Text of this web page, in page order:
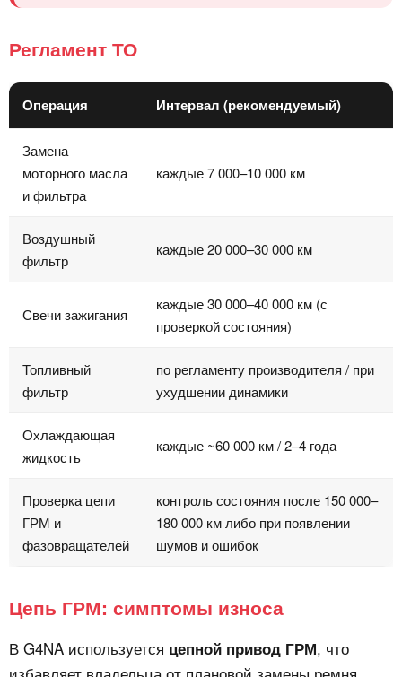
Регламент ТО
Операция Интервал (рекомендуемый)
Замена
моторного масла
и фильтра
каждые 7 000–10 000 км
Воздушный
фильтр
каждые 20 000–30 000 км
Свечи зажигания
каждые 30 000–40 000 км (с
проверкой состояния)
Топливный
фильтр
по регламенту производителя / при
ухудшении динамики
Охлаждающая
жидкость
каждые ~60 000 км / 2–4 года
Проверка цепи
ГРМ и
фазовращателей
контроль состояния после 150 000–
180 000 км либо при появлении
шумов и ошибок
Цепь ГРМ: симптомы износа
В G4NA используется цепной привод ГРМ, что